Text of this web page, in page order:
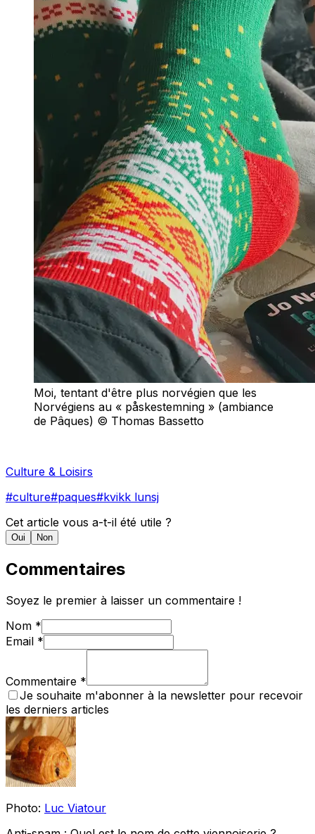
Moi, tentant d'être plus norvégien que les
Norvégiens au « påskestemning » (ambiance
de Pâques) © Thomas Bassetto
Culture & Loisirs
#culture#paques#kvikk lunsj
Cet article vous a-t-il été utile ?
Oui Non
Commentaires
Soyez le premier à laisser un commentaire !
Nom *
Email *
Commentaire *
Je souhaite m'abonner à la newsletter pour recevoir
les derniers articles
Photo: Luc Viatour